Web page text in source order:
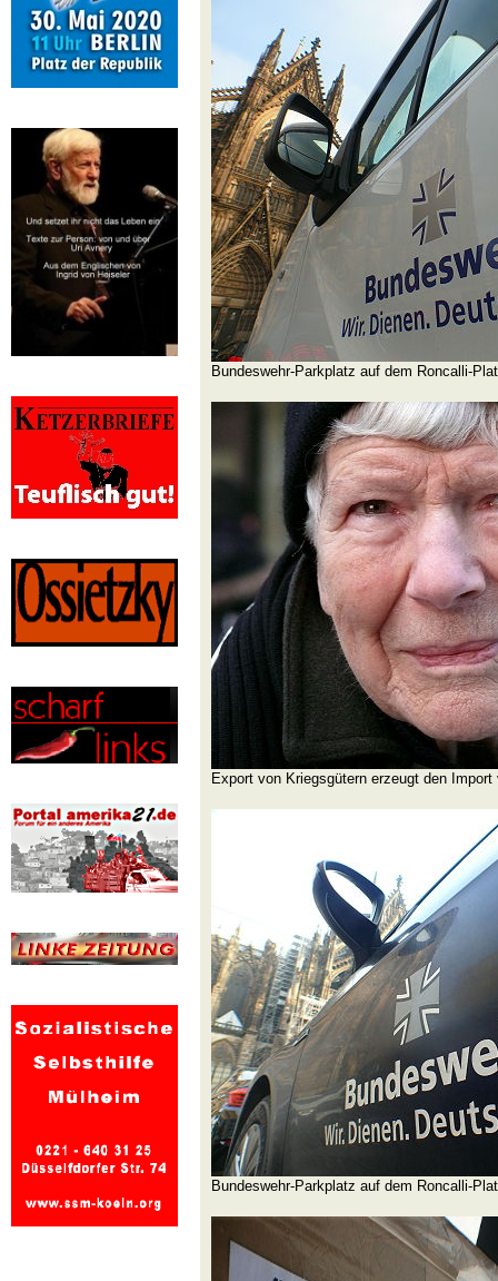
Bundeswehr-Parkplatz auf dem Roncalli-
Export von Kriegsgütern erzeugt den
Bundeswehr-Parkplatz auf dem Roncalli-